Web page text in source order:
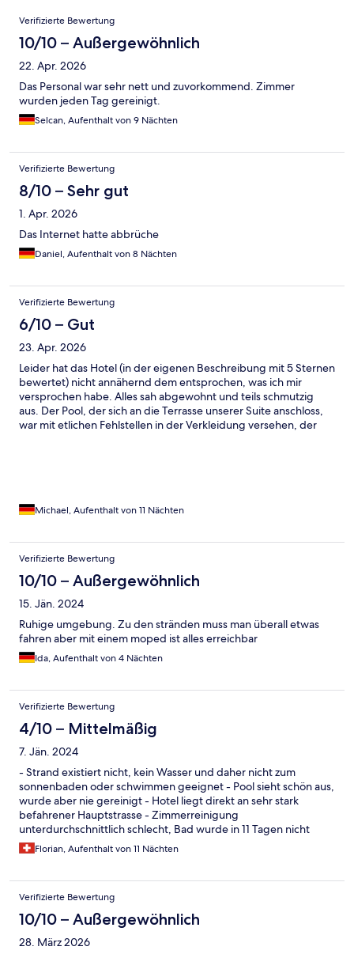
Bewertungen
Verifizierte Bewertung
10/10 – Außergewöhnlich
22. Apr. 2026
Das Personal war sehr nett und zuvorkommend. Zimmer
wurden jeden Tag gereinigt.
Selcan, Aufenthalt von 9 Nächten
Verifizierte Bewertung
8/10 – Sehr gut
1. Apr. 2026
Das Internet hatte abbrüche
Daniel, Aufenthalt von 8 Nächten
Verifizierte Bewertung
6/10 – Gut
23. Apr. 2026
Leider hat das Hotel (in der eigenen Beschreibung mit 5 Sternen
bewertet) nicht annähernd dem entsprochen, was ich mir
versprochen habe. Alles sah abgewohnt und teils schmutzig
aus. Der Pool, der sich an die Terrasse unserer Suite anschloss,
war mit etlichen Fehlstellen in der Verkleidung versehen, der
Schmutzwasser in die See einleiteten..
Michael, Aufenthalt von 11 Nächten
Verifizierte Bewertung
10/10 – Außergewöhnlich
15. Jän. 2024
Ruhige umgebung. Zu den stränden muss man überall etwas
fahren aber mit einem moped ist alles erreichbar
Ida, Aufenthalt von 4 Nächten
Verifizierte Bewertung
4/10 – Mittelmäßig
7. Jän. 2024
- Strand existiert nicht, kein Wasser und daher nicht zum
sonnenbaden oder schwimmen geeignet - Pool sieht schön aus,
wurde aber nie gereinigt - Hotel liegt direkt an sehr stark
befahrener Hauptstrasse - Zimmerreinigung
unterdurchschnittlich schlecht, Bad wurde in 11 Tagen nicht
gereinigt! guter bewachter Parkplatz
Florian, Aufenthalt von 11 Nächten
Verifizierte Bewertung
10/10 – Außergewöhnlich
28. März 2026